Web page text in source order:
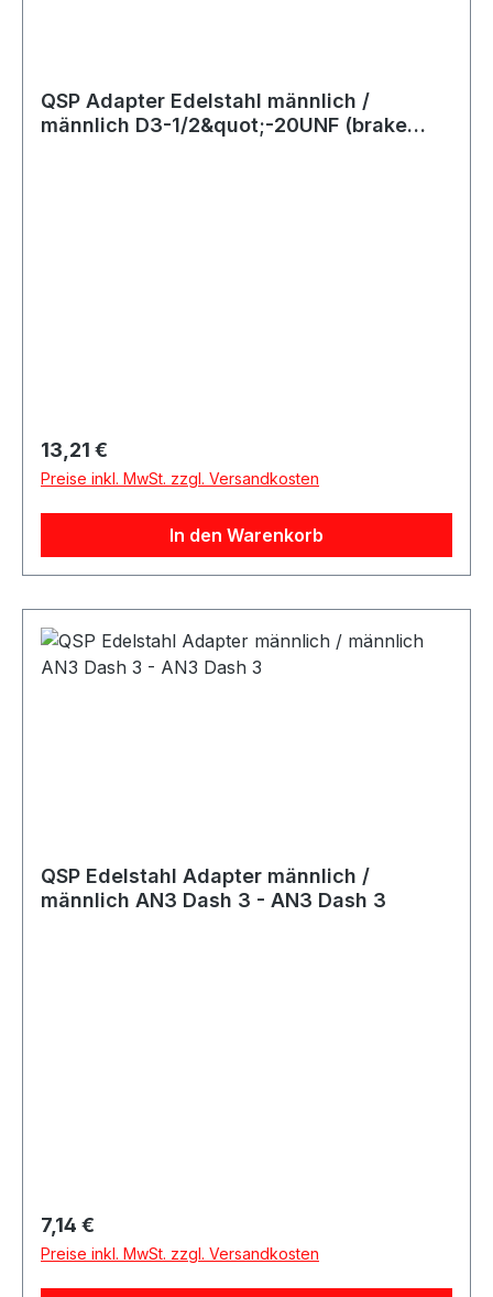
QSP Adapter Edelstahl männlich /
männlich D3-1/2&quot;-20UNF (brake
Regulärer Preis:
13,21 €
Preise inkl. MwSt. zzgl. Versandkosten
In den Warenkorb
QSP Edelstahl Adapter männlich /
männlich AN3 Dash 3 - AN3 Dash 3
Regulärer Preis:
7,14 €
Preise inkl. MwSt. zzgl. Versandkosten